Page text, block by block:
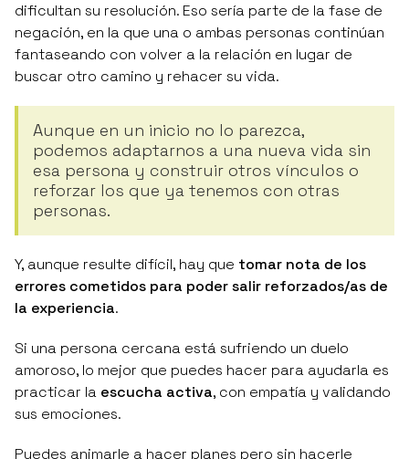
dificultan su resolución. Eso sería parte de lafase de
negación, en la que una o ambas personas continúan
fantaseando con volver a la relación en lugar de
buscar otro camino y rehacer su vida.
Aunque en un inicio no lo parezca,
podemos adaptarnos a una nueva vida sin
esa persona y construir otros vínculos o
reforzar los que ya tenemos con otras
personas.
Y, aunque resulte difícil, hay que tomar nota de los
errores cometidos para poder salir reforzados/as de
la experiencia.
Si una persona cercana está sufriendo un duelo
amoroso, lo mejor que puedes hacer para ayudarla es
practicar la escucha activa, con empatía y validando
sus emociones.
Puedes animarle a hacer planes pero sin hacerle